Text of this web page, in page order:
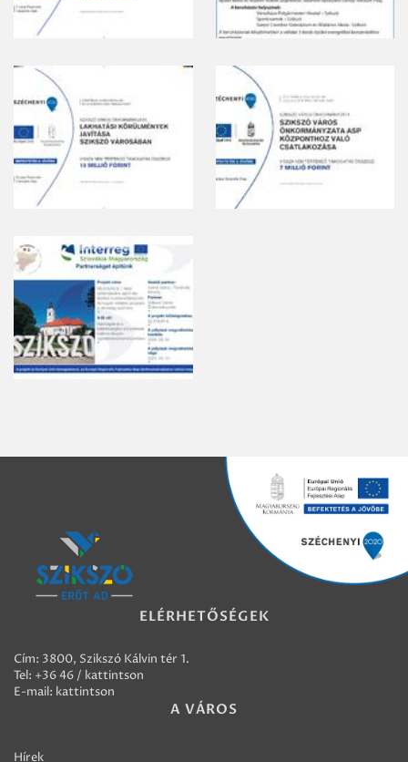
ELÉRHETŐSÉGEK
Cím: 3800, Szikszó Kálvin tér 1.
Tel: +36 46 / kattintson
E-mail: kattintson
A VÁROS
Hírek